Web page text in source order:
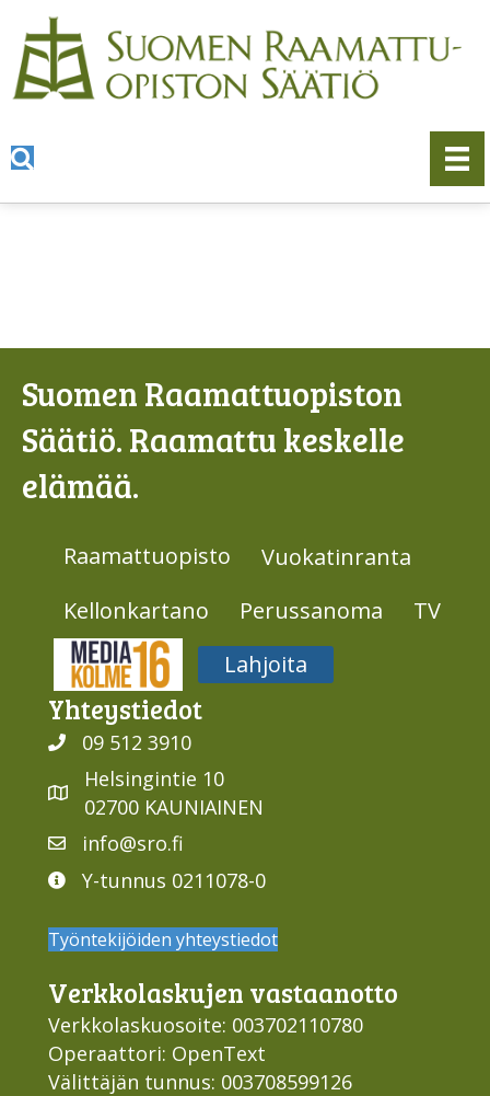
Suomen Raamattuopiston
Säätiö. Raamattu keskelle
elämää.
Raamattuopisto
Vuokatinranta
Kellonkartano
Perussanoma
TV
Media316
Lahjoita
Yhteys­tiedot
09 512 3910
Helsingintie 10
02700 KAUNIAINEN
info@sro.fi
Y-tunnus 0211078-0
Työntekijöiden yhteystiedot
Verkko­laskujen vastaan­otto
Verkkolaskuosoite: 003702110780
Operaattori: OpenText
Välittäjän tunnus: 003708599126